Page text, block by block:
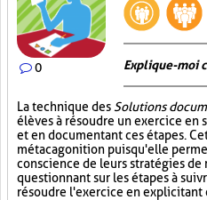
0 Explique-moi
La technique des Solutions
élèves à résoudre un exercice en
et en documentant ces étapes.
métacagonition puisqu'elle
conscience de leurs stratégies
questionnant sur les étapes à
résoudre l'exercice en